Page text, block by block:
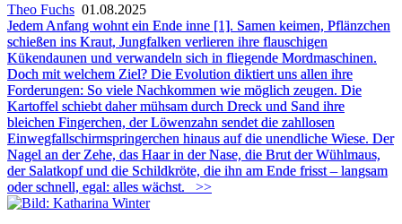
Theo Fuchs 01.08.2025
Jedem Anfang wohnt ein Ende inne [1]. Samen keimen, Pflänzchen
schießen ins Kraut, Jungfalken verlieren ihre flauschigen
Kükendaunen und verwandeln sich in fliegende Mordmaschinen.
Doch mit welchem Ziel? Die Evolution diktiert uns allen ihre
Forderungen: So viele Nachkommen wie möglich zeugen. Die
Kartoffel schiebt daher mühsam durch Dreck und Sand ihre
bleichen Fingerchen, der Löwenzahn sendet die zahllosen
Einwegfallschirmspringerchen hinaus auf die unendliche Wiese. Der
Nagel an der Zehe, das Haar in der Nase, die Brut der Wühlmaus,
der Salatkopf und die Schildkröte, die ihn am Ende frisst – langsam
oder schnell, egal: alles wächst.
>>